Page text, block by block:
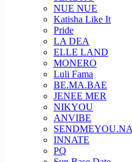
NUE NUE
Katisha Like It
Pride
LA DEA
ELLE LAND
MONERO
Luli Fama
BE.MA.BAE
JENEE MER
NIKYOU
ANVIBE
INNATE
PQ